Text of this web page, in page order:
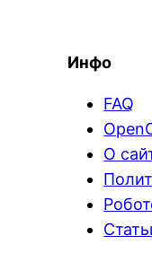
Инфо
FAQ
О